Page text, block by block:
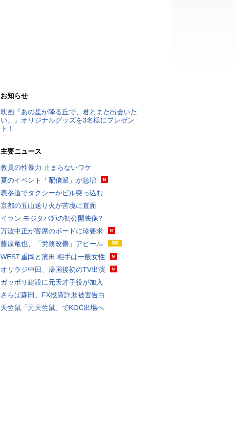
お知らせ
映画『あの星が降る丘で、君とまた出会いた
い。』オリジナルグッズを3名様にプレゼン
ト！
主要ニュース
教員の性暴力 止まらないワケ
夏のイベント「配信派」が急増
表参道でタクシーがビル突っ込む
京都の五山送り火が苦境に直面
イラン モジタバ師の初公開映像?
万波中正が客席のボードに珍要求
藤原竜也、「労務改善」アピール
WEST.重岡と濱田 相手は一般女性
オリラジ中田、帰国後初のTV出演
ガッポリ建設に元天才子役が加入
さらば森田、FX投資詐欺被害告白
天竺鼠「元天竺鼠」でKOC出場へ